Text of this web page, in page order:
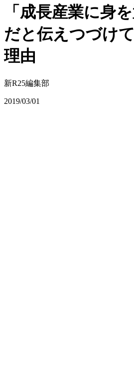
「成長産業に身
だと伝えつづけ
理由
新R25編集部
2019/03/01